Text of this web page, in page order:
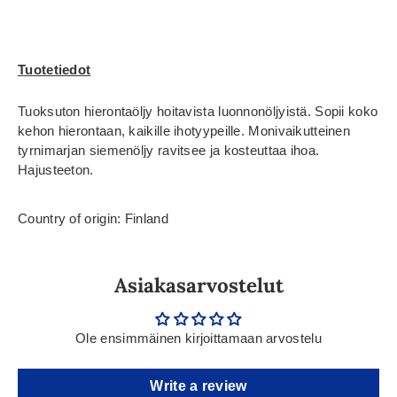
Tuotetiedot
Tuoksuton hierontaöljy hoitavista luonnonöljyistä. Sopii koko
kehon hierontaan, kaikille ihotyypeille. Monivaikutteinen
tyrnimarjan siemenöljy ravitsee ja kosteuttaa ihoa.
Hajusteeton.
Country of origin: Finland
Asiakasarvostelut
Ole ensimmäinen kirjoittamaan arvostelu
Write a review